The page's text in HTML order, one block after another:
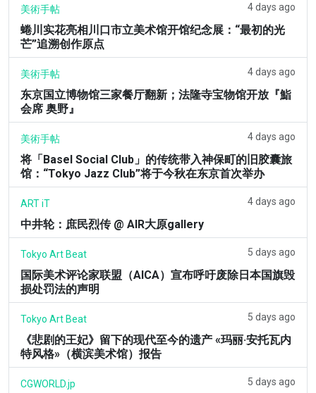
美術手帖 4 days ago
蜷川实花亮相川口市立美术馆开馆纪念展：“最初的光
芒”追溯创作原点
美術手帖 4 days ago
东京国立博物馆三家餐厅翻新；法隆寺宝物馆开放『鮨
会席 奥野』
美術手帖 4 days ago
将「Basel Social Club」的传统带入神保町的旧胶囊旅
馆：“Tokyo Jazz Club”将于今秋在东京首次举办
ART iT 4 days ago
中井轮：庶民烈传 @ AIR大原gallery
Tokyo Art Beat 5 days ago
国际美术评论家联盟（AICA）宣布呼吁废除日本国旗毁
损处罚法的声明
Tokyo Art Beat 5 days ago
《悲剧的王妃》留下的现代至今的遗产 «玛丽·安托瓦内
特风格»（横滨美术馆）报告
CGWORLD.jp 5 days ago